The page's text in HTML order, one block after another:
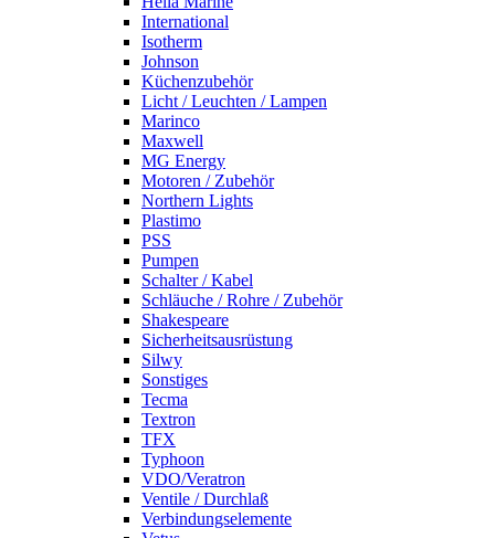
International
Isotherm
Johnson
Küchenzubehör
Licht / Leuchten / Lampen
Marinco
Maxwell
MG Energy
Motoren / Zubehör
Northern Lights
Plastimo
PSS
Pumpen
Schalter / Kabel
Schläuche / Rohre / Zubehör
Shakespeare
Sicherheitsausrüstung
Silwy
Sonstiges
Tecma
Textron
TFX
Typhoon
VDO/Veratron
Ventile / Durchlaß
Verbindungselemente